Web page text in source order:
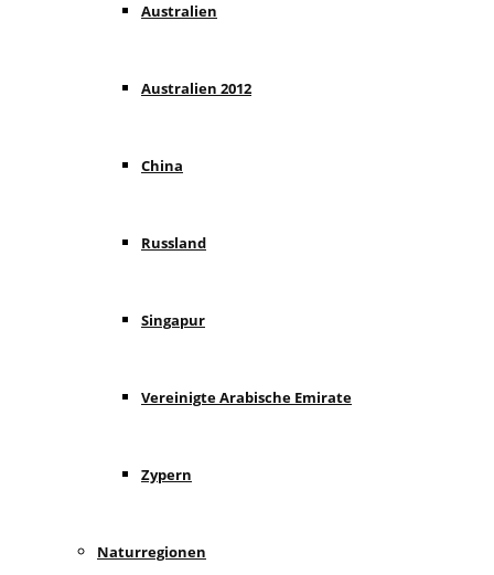
Australien
Australien 2012
China
Russland
Singapur
Vereinigte Arabische Emirate
Zypern
Naturregionen